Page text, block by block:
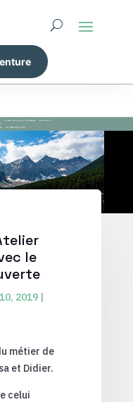
le
2019|
métier de
et Didier.
celui